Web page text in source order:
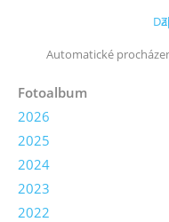
Automatické
Fotoalbum
2026
2025
2024
2023
2022